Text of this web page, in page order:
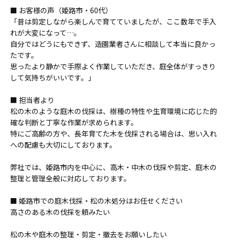
■ お客様の声（姫路市・60代）
「昔は剪定しながら楽しんで育てていましたが、ここ数年で手入
れが大変になって…。
自分ではどうにもできず、造園業者さんに相談して本当に良かっ
たです。
思ったより静かで手際よく作業していただき、庭全体がすっきり
して気持ちがいいです。」
■ 担当者より
松の木のような庭木の伐採は、樹種の特性や生育環境に応じた的
確な判断と丁寧な作業が求められます。
特にご高齢の方や、長年育てた木を伐採される場合は、思い入れ
への配慮も大切にしております。
弊社では、姫路市内を中心に、高木・中木の伐採や剪定、庭木の
整理と管理全般に対応しております。
■ 姫路市での庭木伐採・松の木処分はお任せください
高さのある木の伐採を頼みたい
松の木や庭木の整理・剪定・撤去をお願いしたい